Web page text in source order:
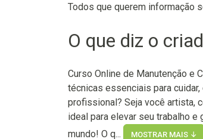
Todos que querem informação
O que diz o
Curso Online de Manutenção e
técnicas essenciais para
profissional? Seja você artista,
ideal para elevar seu trabalho
mundo! O q...
MOSTRAR MAIS ↓